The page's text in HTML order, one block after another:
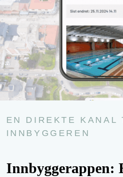
EN DIREKTE KANAL
INNBYGGEREN
Innbyggerappen: